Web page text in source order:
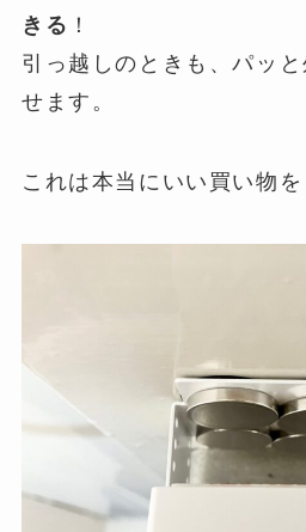
きる ！
引っ越しのときも、パッ
せます。
これは本当にいい買い物を